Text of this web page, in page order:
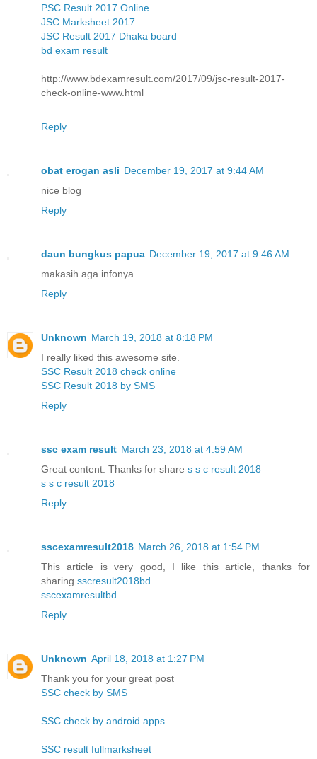
PSC Result 2017 Online
JSC Marksheet 2017
JSC Result 2017 Dhaka board
bd exam result
http://www.bdexamresult.com/2017/09/jsc-result-2017-
check-online-www.html
Reply
obat erogan asli December 19, 2017 at 9:44 AM
nice blog
Reply
daun bungkus papua December 19, 2017 at 9:46 AM
makasih aga infonya
Reply
Unknown March 19, 2018 at 8:18 PM
I really liked this awesome site.
SSC Result 2018 check online
SSC Result 2018 by SMS
Reply
ssc exam result March 23, 2018 at 4:59 AM
Great content. Thanks for share s s c result 2018
s s c result 2018
Reply
sscexamresult2018 March 26, 2018 at 1:54 PM
This article is very good, I like this article, thanks for
sharing. sscresult2018bd
sscexamresultbd
Reply
Unknown April 18, 2018 at 1:27 PM
Thank you for your great post
SSC check by SMS
SSC check by android apps
SSC result fullmarksheet